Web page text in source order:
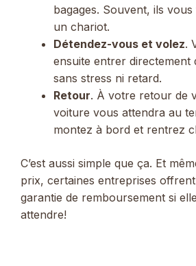
bagages. Souvent, ils
un chariot.
Détendez-vous et volez.
ensuite entrer directement
sans stress ni retard.
Retour. À votre retour de
voiture vous attendra au
montez à bord et rentrez
C’est aussi simple que ça. Et
prix, certaines entreprises
garantie de remboursement si
attendre!